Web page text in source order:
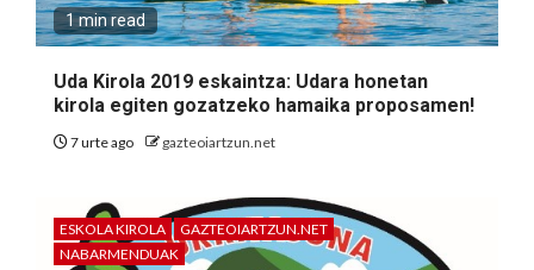
1 min read
Uda Kirola 2019 eskaintza: Udara honetan
kirola egiten gozatzeko hamaika proposamen!
7 urte ago gazteoiartzun.net
ESKOLA KIROLA
GAZTEOIARTZUN.NET
NABARMENDUAK